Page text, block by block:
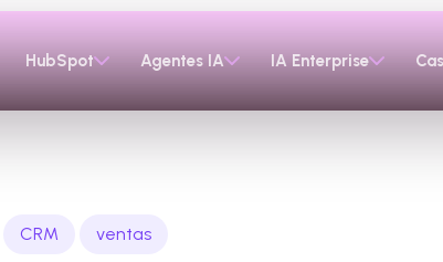
HubSpot Agentes IA IA Enterprise
CRM ventas